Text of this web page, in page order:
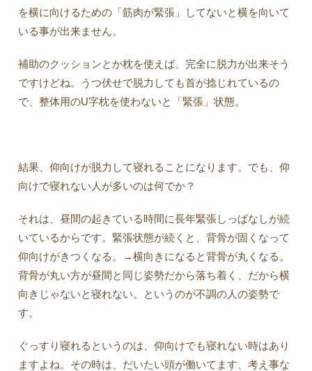
を横に向けるための「筋肉が緊張」してないと横を向いて
いる事が出来ません。
補助のクッションとか枕を使えば、完全に脱力が出来そう
ですけどね。うつ伏せで脱力しても首が捻じれているの
で、整体用のU字枕を使わないと「緊張」状態。
結果、仰向けが脱力して寝れることになります。でも、仰
向けで寝れない人が多いのは何でか？
それは、昼間の起きている時間に長年緊張しっぱなしが続
いているからです。緊張状態が続くと、背骨が固くなって
仰向けがきつくなる。→横向きになると背骨が丸くなる。
背骨が丸い方が昼間と同じ姿勢だから落ち着く、だから横
向きじゃないと寝れない。というのが不調の人の姿勢で
す。
ぐっすり寝れるというのは、仰向けでも寝れない時はあり
ますよね。その時は、だいたい頭が働いてます、考え事な